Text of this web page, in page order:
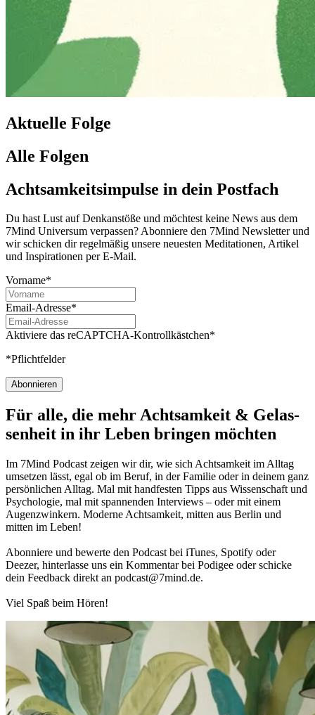
Aktuelle Folge
Alle Folgen
Achtsamkeitsimpulse in dein Postfach
Du hast Lust auf Denkanstöße und möchtest keine News aus dem
7Mind Universum verpassen? Abon­niere den 7Mind News­let­ter und
wir schicken dir regelmäßig unsere neuesten Meditationen, Artikel
und Inspirationen per E-Mail.
Vorname*
Email-Adresse*
Aktiviere das reCAPTCHA-Kontrollkästchen*
*Pflichtfelder
Abonnieren
Für alle, die mehr Acht­sam­keit & Gelas­
sen­heit in ihr Leben brin­gen möch­ten
Im 7Mind Pod­cast zeigen wir dir, wie sich Acht­sam­keit im Alltag
umset­zen lässt, egal ob im Beruf, in der Fami­lie oder in deinem ganz
per­sön­li­chen Alltag. Mal mit hand­fes­ten Tipps aus Wis­sen­schaft und
Psy­cho­lo­gie, mal mit spannenden Interviews – oder mit einem
Augen­zwin­kern. Moderne Acht­sam­keit, mitten aus Berlin und
mitten im Leben!
Abon­niere und bewerte den Pod­cast bei iTunes, Spo­tify oder
Deezer, hin­ter­lasse uns ein Kom­men­tar bei Podigee oder schi­cke
dein Feed­back direkt an podcast@​7​mind.​de.
Viel Spaß beim Hören!